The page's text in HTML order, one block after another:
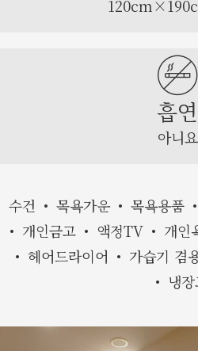
흡연
아니요
수건 목욕가운 목욕용품
개인금고
액정TV 개인
헤어드라이어
가습기 겸
냉